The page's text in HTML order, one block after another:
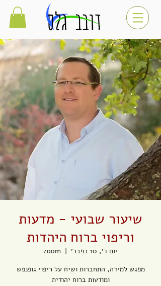
שיעור שבועי - מדעות
וריפוי ברוח היהדות
יום ד׳, 10 בפבר׳
  |
zoom
מפגש למידה, התחברות ושיח על ריפוי גופנפש
ומודעות ברוח יהודית